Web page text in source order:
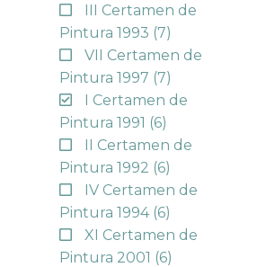
III Certamen de
Pintura 1993 (7)
VII Certamen de
Pintura 1997 (7)
I Certamen de
Pintura 1991 (6)
II Certamen de
Pintura 1992 (6)
IV Certamen de
Pintura 1994 (6)
XI Certamen de
Pintura 2001 (6)